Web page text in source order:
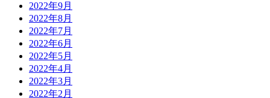
2022年9月
2022年8月
2022年7月
2022年6月
2022年5月
2022年4月
2022年3月
2022年2月